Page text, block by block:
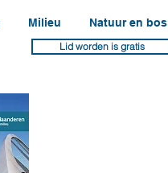
Milieu Natuur en bos
Lid worden is gratis